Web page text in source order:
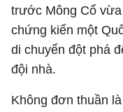
trước Mông Cổ
chứng kiến một
di chuyển đột phá
đội nhà.
Không đơn thuần